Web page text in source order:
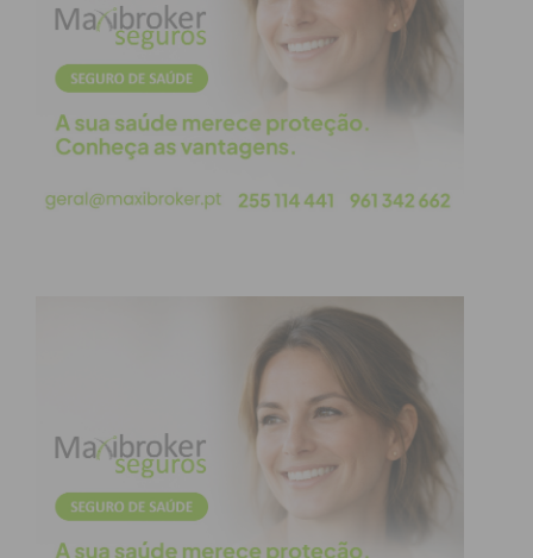
Os restantes factos foram remetidos ao Tribunal
Judicial de Paços de Ferreira, onde o processo
seguirá os trâmites legais.
Subscreva a newsletter do
Assine nossa newsletter por e-mail e
obtenha de forma regular a informação
atualizada.
Eu li e concordo com ostermos e